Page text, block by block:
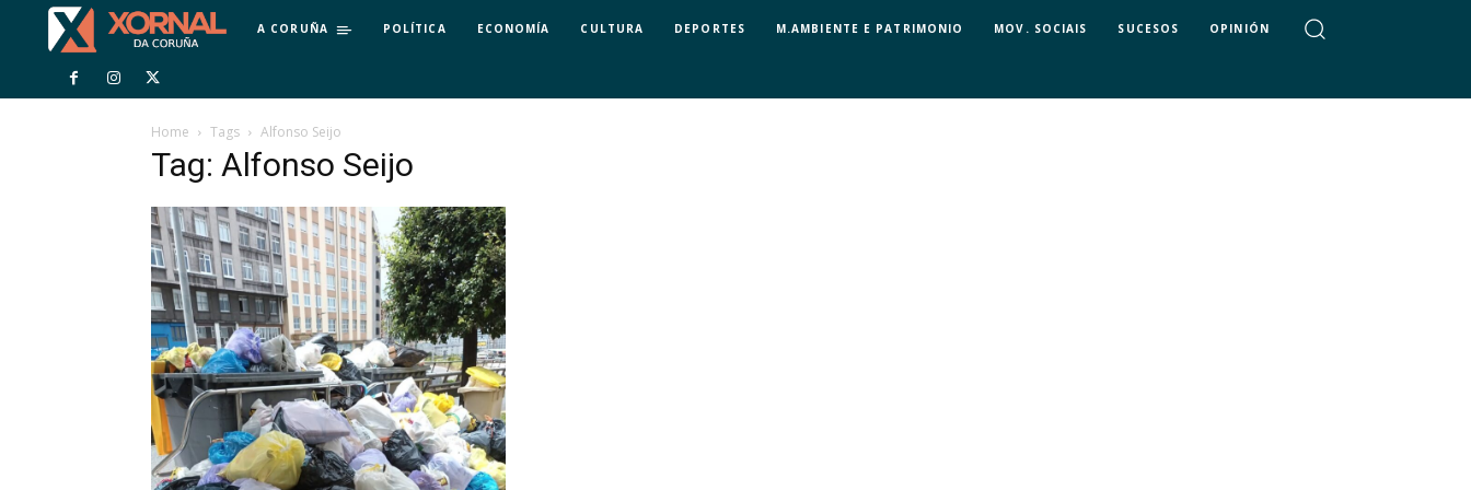
A CORUÑA POLÍTICA ECONOMÍA CULTURA DEPORTES M.AMBIENTE E PATRIMONIO MOV. SOCIAIS SUCESOS OPINIÓN
Home Tags Alfonso Seijo
Tag: Alfonso Seijo